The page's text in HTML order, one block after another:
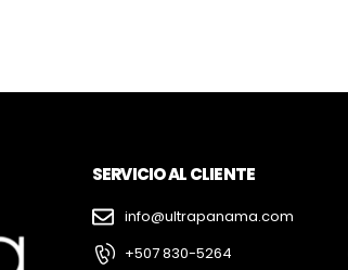
SERVICIO AL CLIENTE
info@ultrapanama.com
+507 830-5264